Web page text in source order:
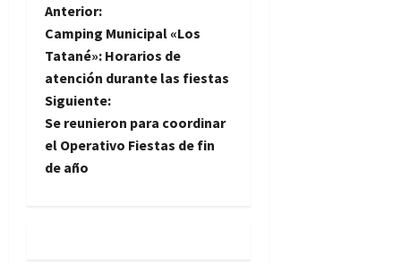
N
a
v
e
g
Anterior:
Camping Municipal «Los
Tatané»: Horarios de
atención durante las fiestas
Siguiente:
Se reunieron para coordinar
el Operativo Fiestas de fin
de año